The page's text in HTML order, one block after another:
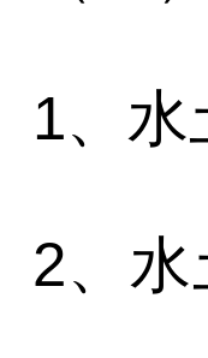
1、 水
2、 水